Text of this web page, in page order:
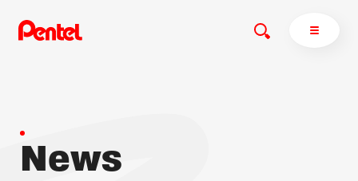
商品を探す
News